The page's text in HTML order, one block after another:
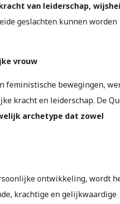
van leiderschap,
geslachten kunnen worden
vrouw
feministische bewegingen,
kracht en leiderschap. De
archetype dat zowel
ontwikkeling, wordt
krachtige en gelijkwaardige